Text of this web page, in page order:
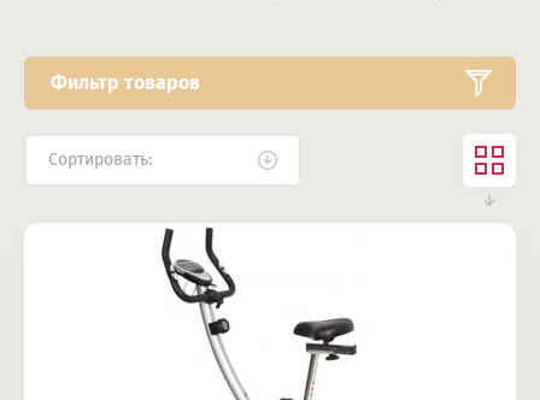
Фильтр товаров
Сортировать: